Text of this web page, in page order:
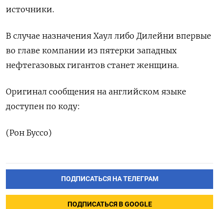
источники.
В случае назначения Хаул либо Дилейни впервые
во главе компании из пятерки западных
нефтегазовых гигантов станет женщина.
Оригинал сообщения на английском языке
доступен по коду:
(Рон Буссо)
ПОДПИСАТЬСЯ НА ТЕЛЕГРАМ
ПОДПИСАТЬСЯ В GOOGLE